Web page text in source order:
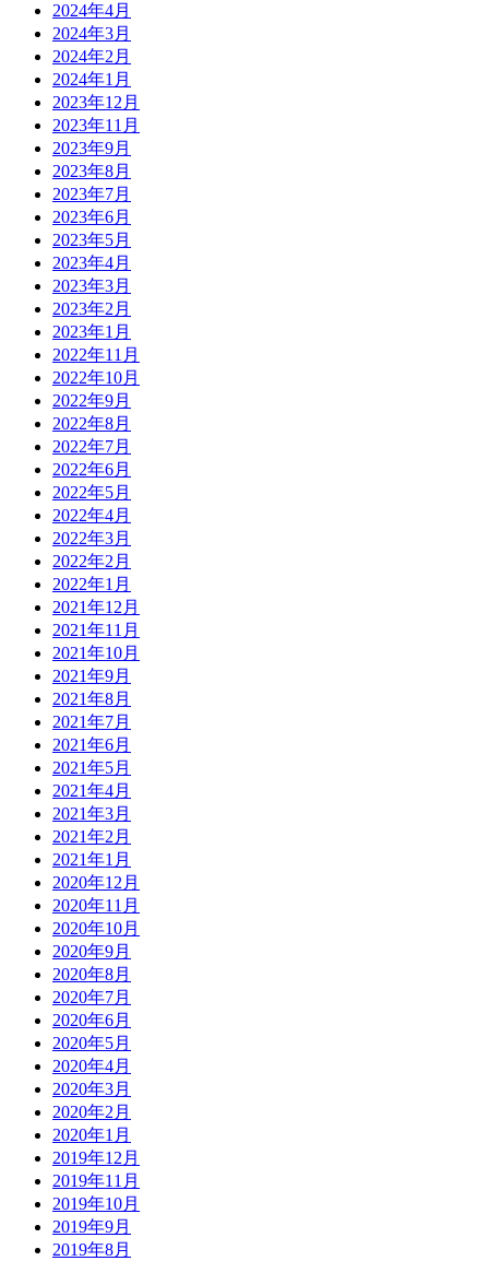
2024年4月
2024年3月
2024年2月
2024年1月
2023年12月
2023年11月
2023年9月
2023年8月
2023年7月
2023年6月
2023年5月
2023年4月
2023年3月
2023年2月
2023年1月
2022年11月
2022年10月
2022年9月
2022年8月
2022年7月
2022年6月
2022年5月
2022年4月
2022年3月
2022年2月
2022年1月
2021年12月
2021年11月
2021年10月
2021年9月
2021年8月
2021年7月
2021年6月
2021年5月
2021年4月
2021年3月
2021年2月
2021年1月
2020年12月
2020年11月
2020年10月
2020年9月
2020年8月
2020年7月
2020年6月
2020年5月
2020年4月
2020年3月
2020年2月
2020年1月
2019年12月
2019年11月
2019年10月
2019年9月
2019年8月